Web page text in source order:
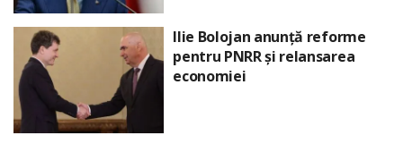
Ilie Bolojan anunță reforme
pentru PNRR și relansarea
economiei